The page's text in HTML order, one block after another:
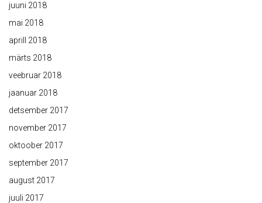
juuni 2018
mai 2018
aprill 2018
märts 2018
veebruar 2018
jaanuar 2018
detsember 2017
november 2017
oktoober 2017
september 2017
august 2017
juuli 2017